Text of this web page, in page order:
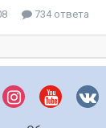
734 ответа